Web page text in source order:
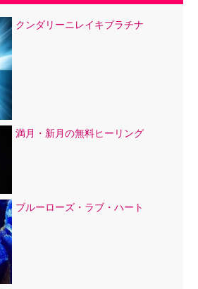
クンダリーニレイキプラチナ
満月・新月の無料ヒーリング
ブルーローズ・ラブ・ハート